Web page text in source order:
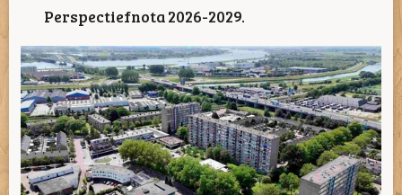
Perspectiefnota 2026-2029.